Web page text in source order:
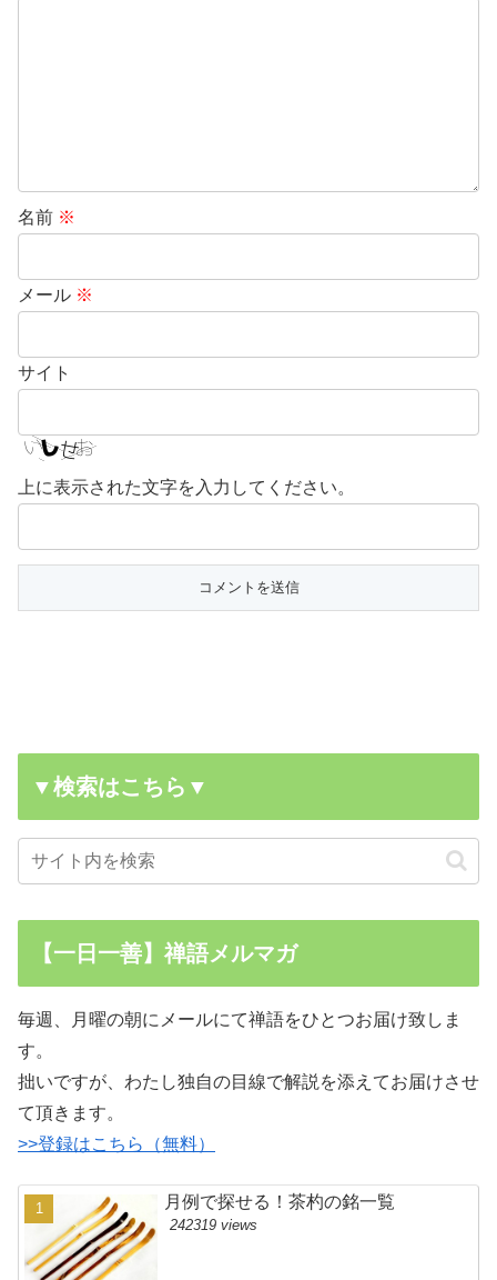
名前 ※
メール ※
サイト
上に表示された文字を入力してください。
▼検索はこちら▼
【一日一善】禅語メルマガ
毎週、月曜の朝にメールにて禅語をひとつお届け致しま
す。
拙いですが、わたし独自の目線で解説を添えてお届けさせ
て頂きます。
>>登録はこちら（無料）
月例で探せる！茶杓の銘一覧
242319 views